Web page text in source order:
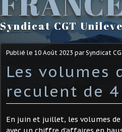
Syndicat CGT
Publié le 10 Août 2023 par Syndicat
Les volumes
reculent de
En juin et juillet, les volumes de